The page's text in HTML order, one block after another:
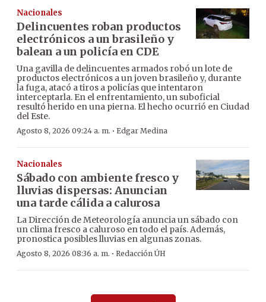
Nacionales
Delincuentes roban productos
electrónicos a un brasileño y
balean a un policía en CDE
Una gavilla de delincuentes armados robó un lote de
productos electrónicos a un joven brasileño y, durante
la fuga, atacó a tiros a policías que intentaron
interceptarla. En el enfrentamiento, un suboficial
resultó herido en una pierna. El hecho ocurrió en Ciudad
del Este.
Agosto 8, 2026 09:24 a. m. · Edgar Medina
Nacionales
Sábado con ambiente fresco y
lluvias dispersas: Anuncian
una tarde cálida a calurosa
La Dirección de Meteorología anuncia un sábado con
un clima fresco a caluroso en todo el país. Además,
pronostica posibles lluvias en algunas zonas.
Agosto 8, 2026 08:36 a. m. · Redacción ÚH